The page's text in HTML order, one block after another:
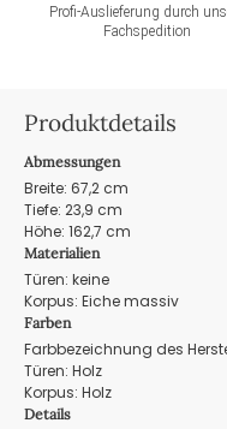
Profi-Auslieferung durch
Fachspedition
Produktdetails
Abmessungen
Breite: 67,2 cm
Tiefe: 23,9 cm
Höhe: 162,7 cm
Materialien
Türen: keine
Korpus: Eiche massiv
Farben
Farbbezeichnung des
Türen: Holz
Korpus: Holz
Details